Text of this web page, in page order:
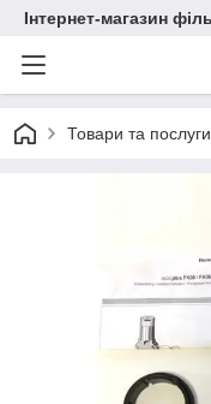
Інтернет-магазин
Товари та послуги